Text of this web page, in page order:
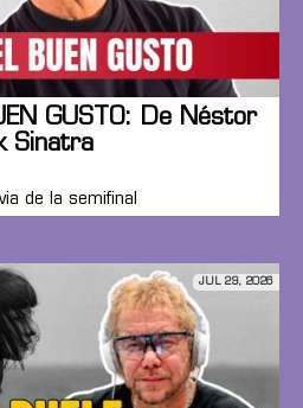
GUSTO: De Néstor
Sinatra
de la semifinal
JUL 29, 2026